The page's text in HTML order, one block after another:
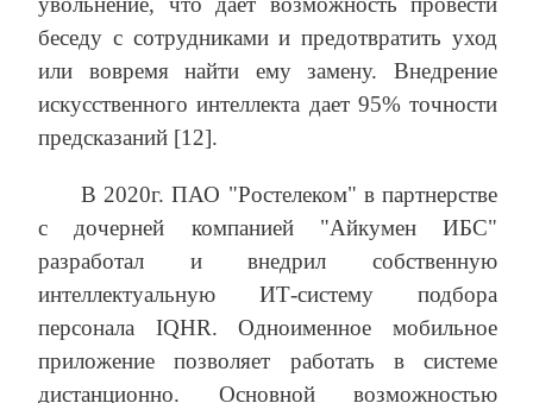
беседу с сотрудниками и предотвратить уход
или вовремя найти ему замену. Внедрение
искусственного интеллекта дает 95% точности
предсказаний [12].
В 2020г. ПАО "Ростелеком" в партнерстве
с дочерней компанией "Айкумен ИБС"
разработал и внедрил собственную
интеллектуальную ИТ-систему подбора
персонала IQHR. Одноименное мобильное
приложение позволяет работать в системе
дистанционно. Основной возможностью